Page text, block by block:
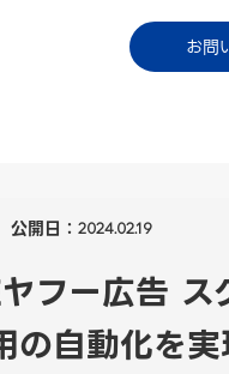
お問
ご利用中
公開日： 2024.02.19
フー広告
の自動化を